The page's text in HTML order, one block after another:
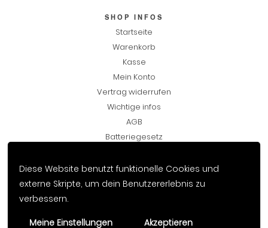
Diese Website benutzt funktionelle Cookies und
externe Skripte, um dein Benutzererlebnis zu
verbessern.
Meine Einstellungen
Akzeptieren
SHOP INFOS
Startseite
Warenkorb
Kasse
Mein Konto
Vertrag widerrufen
Wichtige infos
AGB
Batteriegesetz
Datenschutzerklärung
Impressum